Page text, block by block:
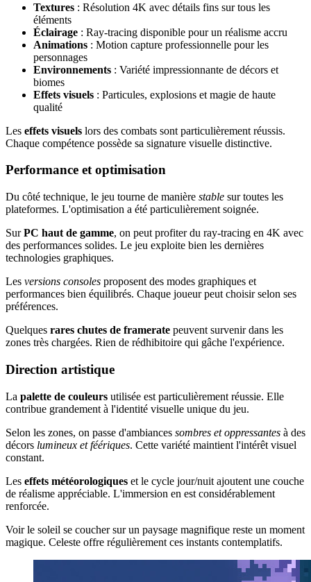
Textures : Résolution 4K avec détails fins sur tous les
éléments
Éclairage : Ray-tracing disponible pour un réalisme accru
Animations : Motion capture professionnelle pour les
personnages
Environnements : Variété impressionnante de décors et
biomes
Effets visuels : Particules, explosions et magie de haute
qualité
Les effets visuels lors des combats sont particulièrement réussis.
Chaque compétence possède sa signature visuelle distinctive.
Performance et optimisation
Du côté technique, le jeu tourne de manière stable sur toutes les
plateformes. L'optimisation a été particulièrement soignée.
SurPC haut de gamme, on peut profiter du ray-tracing en 4K avec
des performances solides. Le jeu exploite bien les dernières
technologies graphiques.
Les versions consoles proposent des modes graphiques et
performances bien équilibrés. Chaque joueur peut choisir selon ses
préférences.
Quelques rares chutes de framerate peuvent survenir dans les
zones très chargées. Rien de rédhibitoire qui gâche l'expérience.
Direction artistique
La palette de couleurs utilisée est particulièrement réussie. Elle
contribue grandement à l'identité visuelle unique du jeu.
Selon les zones, on passe d'ambiances sombres et oppressantes à des
décors lumineux et féériques. Cette variété maintient l'intérêt visuel
constant.
Les effets météorologiques et le cycle jour/nuit ajoutent une couche
de réalisme appréciable. L'immersion en est considérablement
renforcée.
Voir le soleil se coucher sur un paysage magnifique reste un moment
magique. Celeste offre régulièrement ces instants contemplatifs.